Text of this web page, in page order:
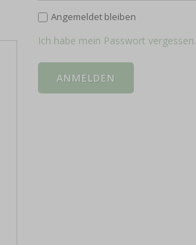
Angemeldet bleiben
Ich habe mein Passwort vergessen.